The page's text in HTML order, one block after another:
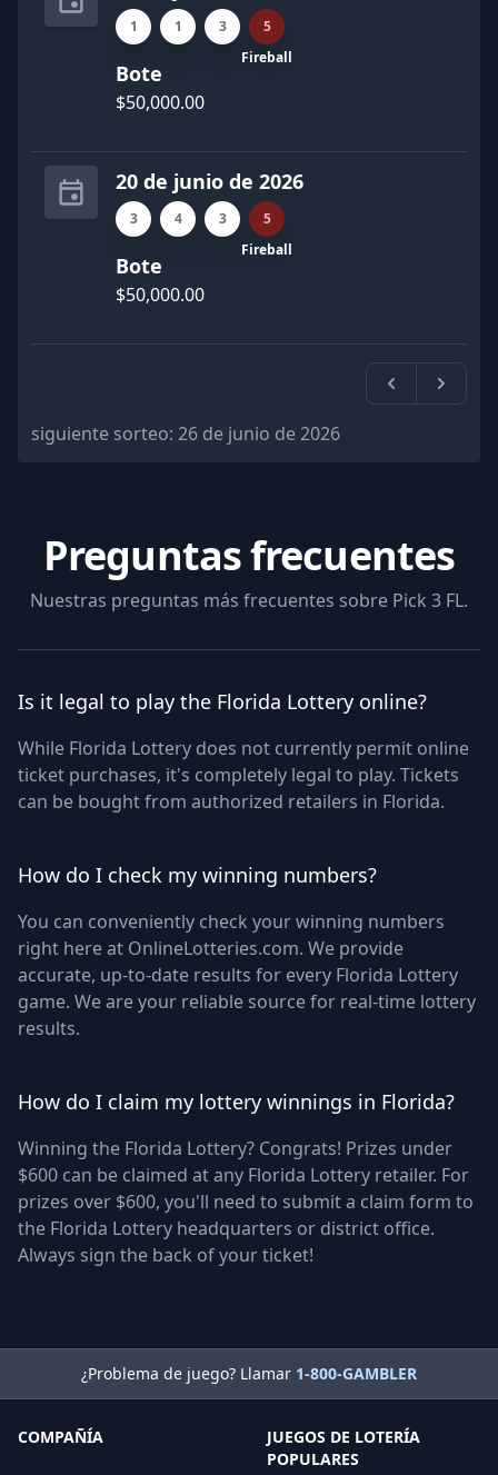
1 1
3
Fireball
5
Bote
$50,000.00
20 de junio de 2026
3 4
3
Fireball
5
Bote
$50,000.00
Previa
siguiente sorteo: 26 de junio de 2026
Preguntas frecuentes
Nuestras preguntas más frecuentes sobre Pick 3 FL.
Is it legal to play the Florida Lottery online?
While Florida Lottery does not currently permit online
ticket purchases, it's completely legal to play. Tickets
can be bought from authorized retailers in Florida.
How do I check my winning numbers?
You can conveniently check your winning numbers
right here at OnlineLotteries.com. We provide
accurate, up-to-date results for every Florida Lottery
game. We are your reliable source for real-time lottery
results.
How do I claim my lottery winnings in Florida?
Winning the Florida Lottery? Congrats! Prizes under
$600 can be claimed at any Florida Lottery retailer. For
prizes over $600, you'll need to submit a claim form to
the Florida Lottery headquarters or district office.
Always sign the back of your ticket!
¿Problema de juego? Llamar 1-800-GAMBLER
COMPAÑÍA
JUEGOS DE LOTERÍA
POPULARES